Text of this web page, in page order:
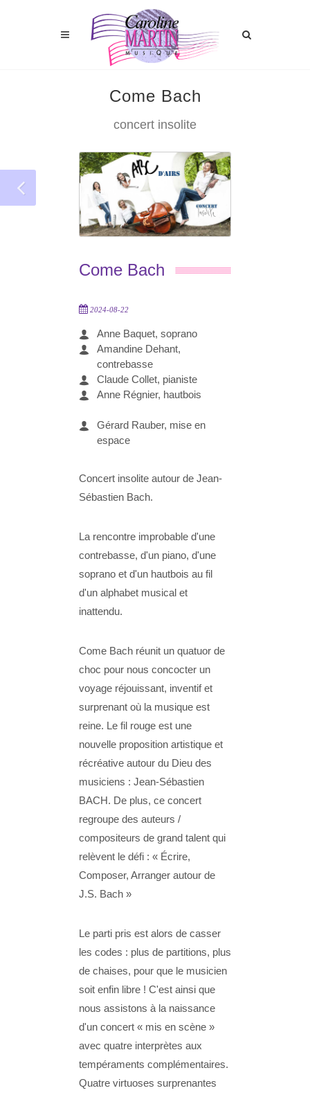
Come Bach
concert insolite
Come Bach
2024-08-22
Anne Baquet, soprano
Amandine Dehant,
contrebasse
Claude Collet, pianiste
Anne Régnier, hautbois
Gérard Rauber, mise en
espace
Concert insolite autour de Jean-
Sébastien Bach.
La rencontre improbable d'une
contrebasse, d'un piano, d'une
soprano et d'un hautbois au fil
d'un alphabet musical et
inattendu.
Come Bach réunit un quatuor de
choc pour nous concocter un
voyage réjouissant, inventif et
surprenant où la musique est
reine. Le fil rouge est une
nouvelle proposition artistique et
récréative autour du Dieu des
musiciens : Jean-Sébastien
BACH. De plus, ce concert
regroupe des auteurs /
compositeurs de grand talent qui
relèvent le défi : « Écrire,
Composer, Arranger autour de
J.S. Bach »
Le parti pris est alors de casser
les codes : plus de partitions, plus
de chaises, pour que le musicien
soit enfin libre ! C'est ainsi que
nous assistons à la naissance
d'un concert « mis en scène »
avec quatre interprètes aux
tempéraments complémentaires.
Quatre virtuoses surprenantes